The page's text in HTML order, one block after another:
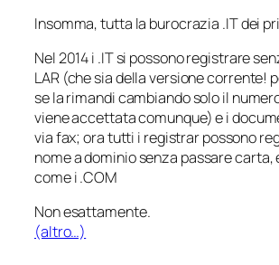
Insomma, tutta la burocrazia .IT dei
Nel 2014 i .IT si possono registrare
LAR (che sia della versione corrente!
se la rimandi cambiando solo il
viene accettata comunque) e i
via fax; ora tutti i registrar possono
nome a dominio senza passare
come i .COM
Non esattamente.
(altro…)